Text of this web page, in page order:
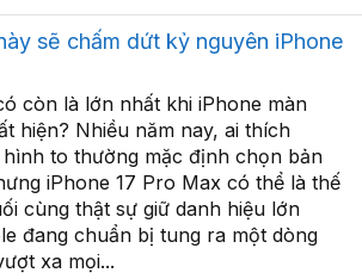
sẽ chấm dứt kỷ nguyên iPhone
còn là lớn nhất khi iPhone màn
hiện? Nhiều năm nay, ai thích
hình to thường mặc định chọn bản
iPhone 17 Pro Max có thể là thế
cùng thật sự giữ danh hiệu lớn
đang chuẩn bị tung ra một dòng
xa mọi...